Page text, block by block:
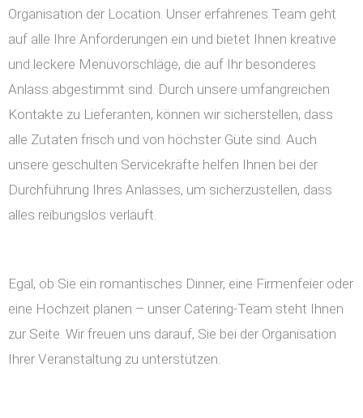
Organisation der Location. Unser erfahrenes Team geht
auf alle Ihre Anforderungen ein und bietet Ihnen kreative
und leckere Menüvorschläge, die auf Ihr besonderes
Anlass abgestimmt sind. Durch unsere umfangreichen
Kontakte zu Lieferanten, können wir sicherstellen, dass
alle Zutaten frisch und von höchster Güte sind. Auch
unsere geschulten Servicekräfte helfen Ihnen bei der
Durchführung Ihres Anlasses, um sicherzustellen, dass
alles reibungslos verläuft.
Egal, ob Sie ein romantisches Dinner, eine Firmenfeier oder
eine Hochzeit planen – unser Catering-Team steht Ihnen
zur Seite. Wir freuen uns darauf, Sie bei der Organisation
Ihrer Veranstaltung zu unterstützen.